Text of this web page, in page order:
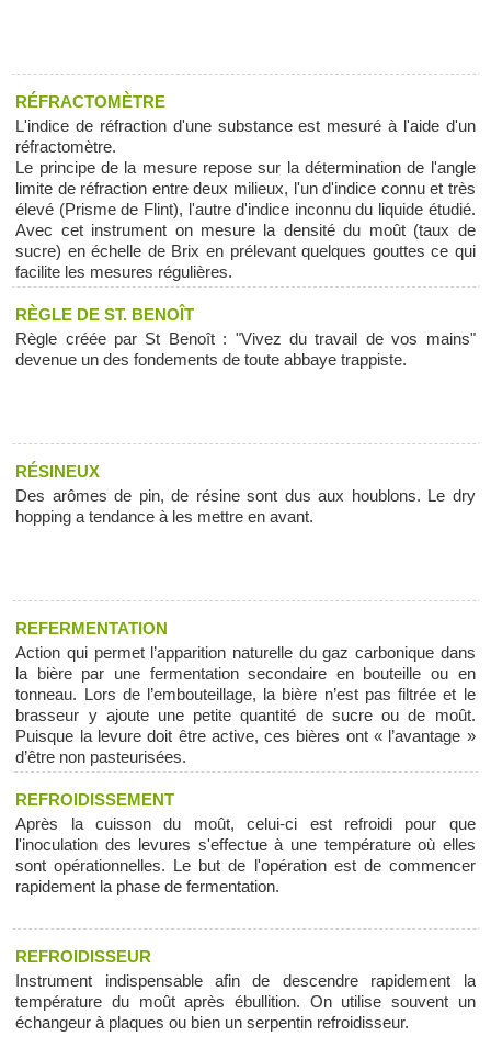
RÉFRACTOMÈTRE
L'indice de réfraction d'une substance est mesuré à l'aide d'un
réfractomètre.
Le principe de la mesure repose sur la détermination de l'angle
limite de réfraction entre deux milieux, l'un d'indice connu et très
élevé (Prisme de Flint), l'autre d'indice inconnu du liquide étudié.
Avec cet instrument on mesure la densité du moût (taux de
sucre) en échelle de Brix en prélevant quelques gouttes ce qui
facilite les mesures régulières.
RÈGLE DE ST. BENOÎT
Règle créée par St Benoît : "Vivez du travail de vos mains"
devenue un des fondements de toute abbaye trappiste.
RÉSINEUX
Des arômes de pin, de résine sont dus aux houblons. Le dry
hopping a tendance à les mettre en avant.
REFERMENTATION
Action qui permet l’apparition naturelle du gaz carbonique dans
la bière par une fermentation secondaire en bouteille ou en
tonneau. Lors de l’embouteillage, la bière n’est pas filtrée et le
brasseur y ajoute une petite quantité de sucre ou de moût.
Puisque la levure doit être active, ces bières ont « l’avantage »
d’être non pasteurisées.
REFROIDISSEMENT
Après la cuisson du moût, celui-ci est refroidi pour que
l'inoculation des levures s'effectue à une température où elles
sont opérationnelles. Le but de l'opération est de commencer
rapidement la phase de fermentation.
REFROIDISSEUR
Instrument indispensable afin de descendre rapidement la
température du moût après ébullition. On utilise souvent un
échangeur à plaques ou bien un serpentin refroidisseur.